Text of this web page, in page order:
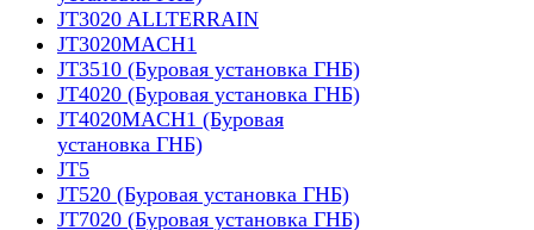
JT3020 ALLTERRAIN
JT3020MACH1
JT3510 (Буровая установка ГНБ)
JT4020 (Буровая установка ГНБ)
JT4020MACH1 (Буровая
установка ГНБ)
JT5
JT520 (Буровая установка ГНБ)
JT7020 (Буровая установка ГНБ)